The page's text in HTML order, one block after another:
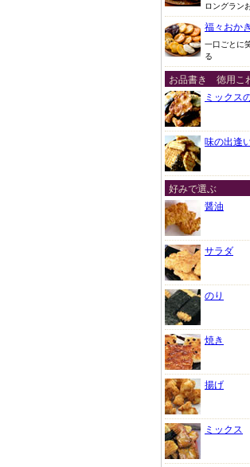
ロングラン
福々おかき
一口ごとに
る
お品書き 徳用こ
ミックス
味の出逢
好みで選ぶ
醤油
サラダ
のり
焼き
揚げ
ミックス